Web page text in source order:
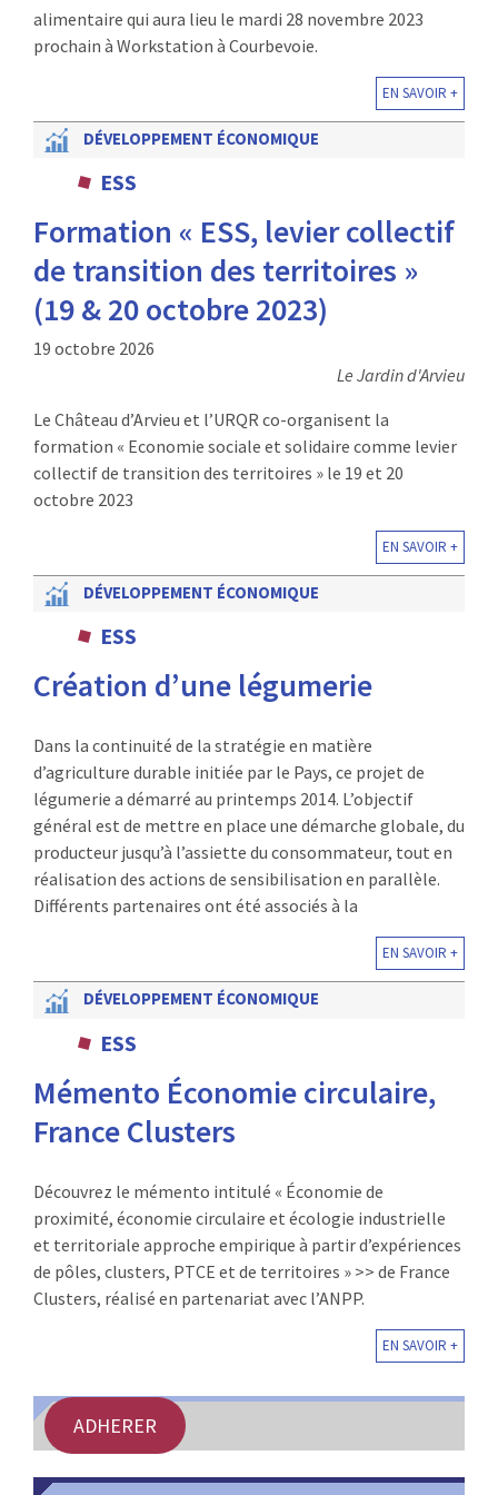
alimentaire qui aura lieu le mardi 28 novembre 2023
prochain à Workstation à Courbevoie.
EN SAVOIR +
DÉVELOPPEMENT ÉCONOMIQUE
ESS
Formation « ESS, levier collectif
de transition des territoires »
(19 & 20 octobre 2023)
19 octobre 2026
Le Jardin d'Arvieu
Le Château d’Arvieu et l’URQR co-organisent la
formation « Economie sociale et solidaire comme levier
collectif de transition des territoires » le 19 et 20
octobre 2023
EN SAVOIR +
DÉVELOPPEMENT ÉCONOMIQUE
ESS
Création d’une légumerie
Dans la continuité de la stratégie en matière
d’agriculture durable initiée par le Pays, ce projet de
légumerie a démarré au printemps 2014. L’objectif
général est de mettre en place une démarche globale, du
producteur jusqu’à l’assiette du consommateur, tout en
réalisation des actions de sensibilisation en parallèle.
Différents partenaires ont été associés à la
EN SAVOIR +
DÉVELOPPEMENT ÉCONOMIQUE
ESS
Mémento Économie circulaire,
France Clusters
Découvrez le mémento intitulé « Économie de
proximité, économie circulaire et écologie industrielle
et territoriale approche empirique à partir d’expériences
de pôles, clusters, PTCE et de territoires » >> de France
Clusters, réalisé en partenariat avec l’ANPP.
EN SAVOIR +
ADHERER